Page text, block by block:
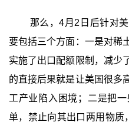
那么，4月2日后针对
要包括三个方面：一是对稀
实施了出口配额限制，减少
的直接后果就是让美国很多
工产业陷入困境；二是把
单，禁止向其出口两用物质